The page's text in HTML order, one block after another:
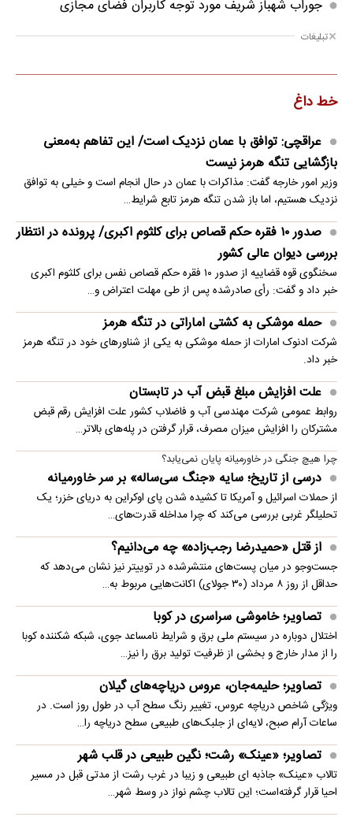
جوراب‌ شهباز شریف مورد توجه کاربران فضای مجازی
تبلیغات
خط داغ
عراقچی: توافق با عمان نزدیک است/ این تفاهم به‌معنی
بازگشایی تنگه هرمز نیست
وزیر امور خارجه گفت: مذاکرات با عمان در حال انجام است و خیلی به توافق
نزدیک هستیم، اما باز شدن تنگه هرمز تابع شرایط…
صدور ۱۰ فقره حکم قصاص برای کلثوم اکبری/ پرونده در انتظار
بررسی دیوان عالی کشور
سخنگوی قوه قضاییه از صدور ۱۰ فقره حکم قصاص نفس برای کلثوم اکبری
خبر داد و گفت: رأی صادرشده پس از طی مهلت اعتراض و…
حمله موشکی به کشتی اماراتی در تنگه هرمز
شرکت ادنوک امارات از حمله موشکی به یکی از شناورهای خود در تنگه هرمز
خبر داد.
علت افزایش مبلغ قبض آب در تابستان
روابط عمومی شرکت مهندسی آب و فاضلاب کشور علت افزایش رقم قبض
مشترکان را افزایش میزان مصرف، قرار گرفتن در پله‌های بالاتر…
چرا هیچ جنگی در خاورمیانه پایان نمی‌یابد؟
درسی از تاریخ؛ سایه «جنگ سی‌ساله» بر سر خاورمیانه
از حملات اسرائیل و آمریکا تا کشیده شدن پای اوکراین به دریای خزر؛ یک
تحلیلگر غربی بررسی می‌کند که چرا مداخله قدرت‌های…
از قتل «حمیدرضا رجب‌زاده» چه می‌دانیم؟
جست‌وجو در میان پست‌های منتشرشده در توییتر نیز نشان می‌دهد که
حداقل از روز ۸ مرداد (۳۰ جولای) اکانت‌هایی مربوط به…
تصاویر؛ خاموشی سراسری در کوبا
اختلال دوباره در سیستم ملی برق و شرایط نامساعد جوی، شبکه شکننده کوبا
را از مدار خارج و بخشی از ظرفیت تولید برق را نیز…
تصاویر؛ حلیمه‌جان، عروس دریاچه‌های گیلان
ویژگی شاخص دریاچه عروس، تغییر رنگ سطح آب در طول روز است. در
ساعات آرام صبح، لایه‌ای از جلبک‌های طبیعی سطح دریاچه را…
تصاویر؛ «عینک» رشت؛ نگین طبیعی در قلب شهر
تالاب «عینک» جاذبه ای طبیعی و زیبا در غرب رشت از مدتی قبل در مسیر
احیا قرار گرفته‌است؛ این تالاب چشم نواز در وسط شهر…